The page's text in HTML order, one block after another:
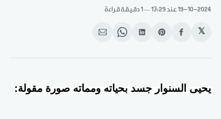
19-10-2024 عند 13:29 1 دقيقة قراءة
𝕏
انشر
الفيسبوك
Share
Pinterest
انشر
لينكد
Share
WhatsApp
انشر
الإيميل
يحيى السنوار جسد بحياته ومماته صورة مقولة: